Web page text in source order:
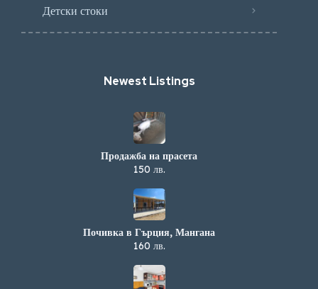
Детски стоки
Newest Listings​
Продажба на прасета
150 лв.
Почивка в Гърция, Мангана
160 лв.